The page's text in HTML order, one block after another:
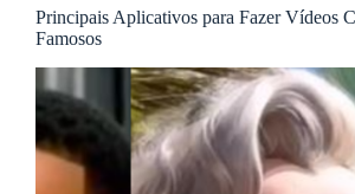
Principais Aplicativos para Fazer Vídeos
Famosos